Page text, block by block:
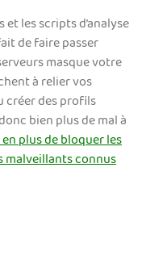
les scripts d’analyse
de faire passer
masque votre
à relier vos
créer des profils
bien plus de mal à
plus de bloquer les
malveillants connus